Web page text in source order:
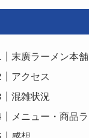
末廣ラーメン本舗
アクセス
混雑状況
メニュー・商品